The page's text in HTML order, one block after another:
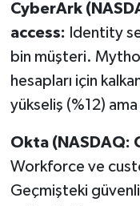
CyberArk
access: Identity
bin müşteri.
hesapları için
yükseliş (%12)
Okta
Workforce ve
Geçmişteki